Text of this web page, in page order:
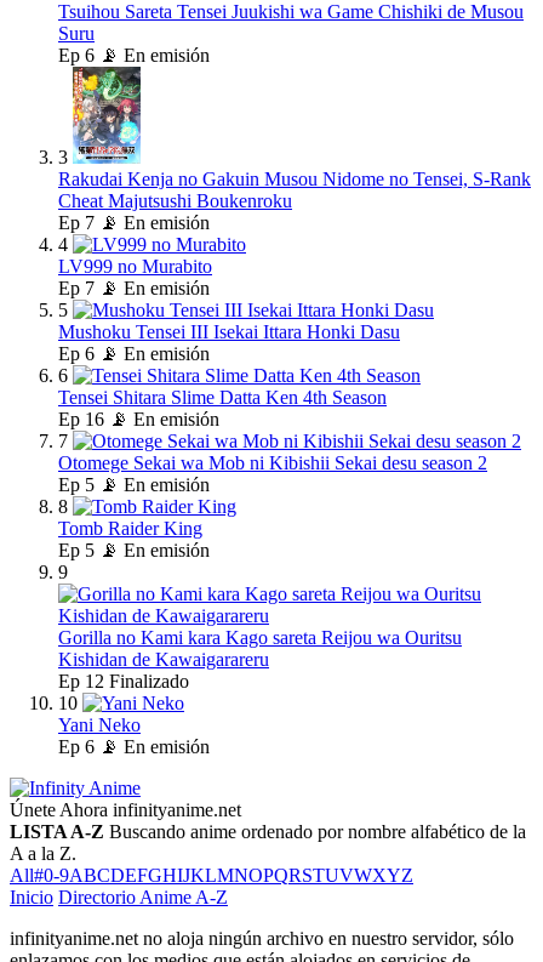
Tsuihou Sareta Tensei Juukishi wa Game Chishiki de Musou
Suru
Ep 6 📡 En emisión
3
Rakudai Kenja no Gakuin Musou Nidome no Tensei, S-Rank
Cheat Majutsushi Boukenroku
Ep 7 📡 En emisión
4
LV999 no Murabito
Ep 7 📡 En emisión
5
Mushoku Tensei III Isekai Ittara Honki Dasu
Ep 6 📡 En emisión
6
Tensei Shitara Slime Datta Ken 4th Season
Ep 16 📡 En emisión
7
Otomege Sekai wa Mob ni Kibishii Sekai desu season 2
Ep 5 📡 En emisión
8
Tomb Raider King
Ep 5 📡 En emisión
9
Gorilla no Kami kara Kago sareta Reijou wa Ouritsu
Kishidan de Kawaigarareru
Ep 12 Finalizado
10
Yani Neko
Ep 6 📡 En emisión
Únete Ahora infinityanime.net
LISTA A-Z Buscando anime ordenado por nombre alfabético de la
A a la Z.
All#0-9ABCDEFGHIJKLMNOPQRSTUVWXYZ
Inicio Directorio Anime A-Z
infinityanime.net no aloja ningún archivo en nuestro servidor, sólo